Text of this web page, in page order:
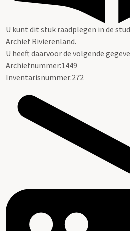
U kunt dit stuk raadplegen in de
Archief Rivierenland.
U heeft daarvoor de volgende
Archiefnummer:1449
Inventarisnummer:272